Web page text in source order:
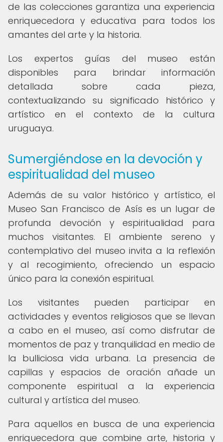
de las colecciones garantiza una experiencia
enriquecedora y educativa para todos los
amantes del arte y la historia.
Los expertos guías del museo están
disponibles para brindar información
detallada sobre cada pieza,
contextualizando su significado histórico y
artístico en el contexto de la cultura
uruguaya.
Sumergiéndose en la devoción y
espiritualidad del museo
Además de su valor histórico y artístico, el
Museo San Francisco de Asís es un lugar de
profunda devoción y espiritualidad para
muchos visitantes. El ambiente sereno y
contemplativo del museo invita a la reflexión
y al recogimiento, ofreciendo un espacio
único para la conexión espiritual.
Los visitantes pueden participar en
actividades y eventos religiosos que se llevan
a cabo en el museo, así como disfrutar de
momentos de paz y tranquilidad en medio de
la bulliciosa vida urbana. La presencia de
capillas y espacios de oración añade un
componente espiritual a la experiencia
cultural y artística del museo.
Para aquellos en busca de una experiencia
enriquecedora que combine arte, historia y